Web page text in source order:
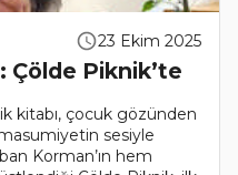
23 Ekim 2025
Çölde Piknik’te
kitabı, çocuk gözünden
sesiyle
Korman’ın hem